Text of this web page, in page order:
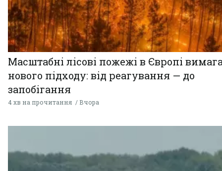
Масштабні лісові пожежі в Європі
нового підходу: від реагування — до
запобігання
4 хв на прочитання Вчора